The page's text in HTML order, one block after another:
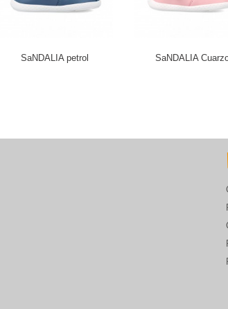
SaNDALIA petrol SaNDALIA